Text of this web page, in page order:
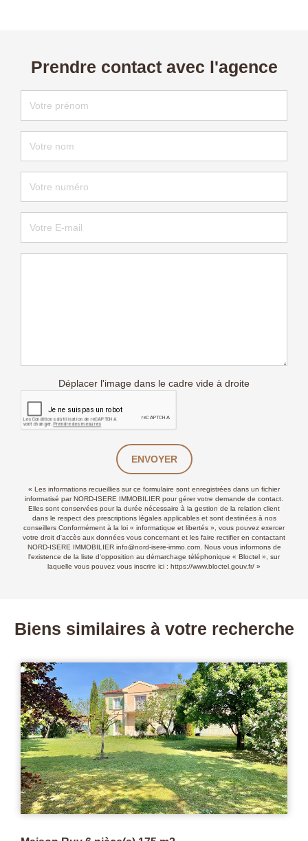
Prendre contact avec l'agence
Déplacer l'image dans le cadre vide à droite
ENVOYER
« Les informations recueillies sur ce formulaire sont enregistrées dans un fichier
informatisé par NORD-ISERE IMMOBILIER pour gérer votre demande de contact.
Elles sont conservées pour la durée nécessaire à la gestion de la relation client
dans le respect des prescriptions légales applicables et sont destinées à nos
conseillers Conformément à la loi « informatique et libertés », vous pouvez exercer
votre droit d'accès aux données vous concernant et les faire rectifier en contactant
NORD-ISERE IMMOBILIER info@nord-isere-immo.com. Nous vous informons de
l'existence de la liste d'opposition au démarchage téléphonique « Bloctel », sur
laquelle vous pouvez vous inscrire ici : https://www.bloctel.gouv.fr/ »
Biens similaires à votre recherche